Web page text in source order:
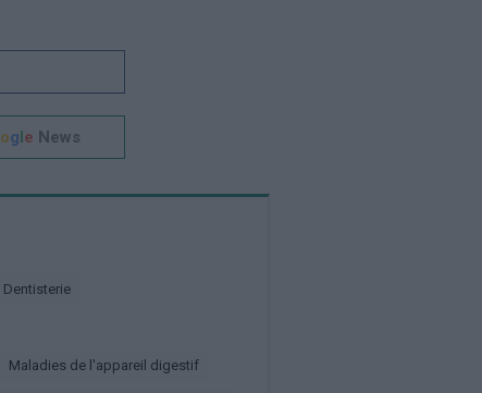
ogle News
Dentisterie
Maladies de l'appareil digestif